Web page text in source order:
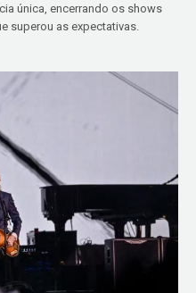
única, encerrando os shows
superou as expectativas.